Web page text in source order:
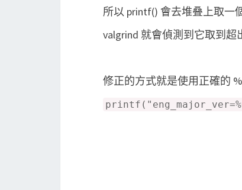
所以 printf() 會去堆叠上取一
valgrind 就會偵測到它取到
修正的方式就是使用正確的